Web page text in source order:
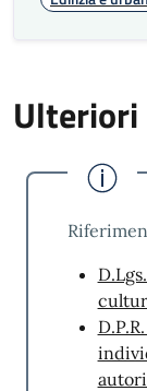
Tempo di
rilascio
Risultati